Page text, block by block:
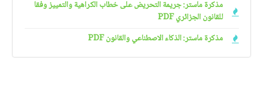
مذكرة ماستر: جريمة التحريض على خطاب الكراهية والتمييز وفقا
للقانون الجزائري PDF
مذكرة ماستر: الذكاء الاصطناعي والقانون PDF